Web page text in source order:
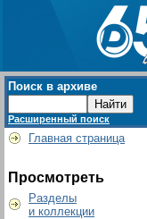
Поиск в архиве
Расширенный поиск
Главная страница
Просмотреть
Разделы
и коллекции